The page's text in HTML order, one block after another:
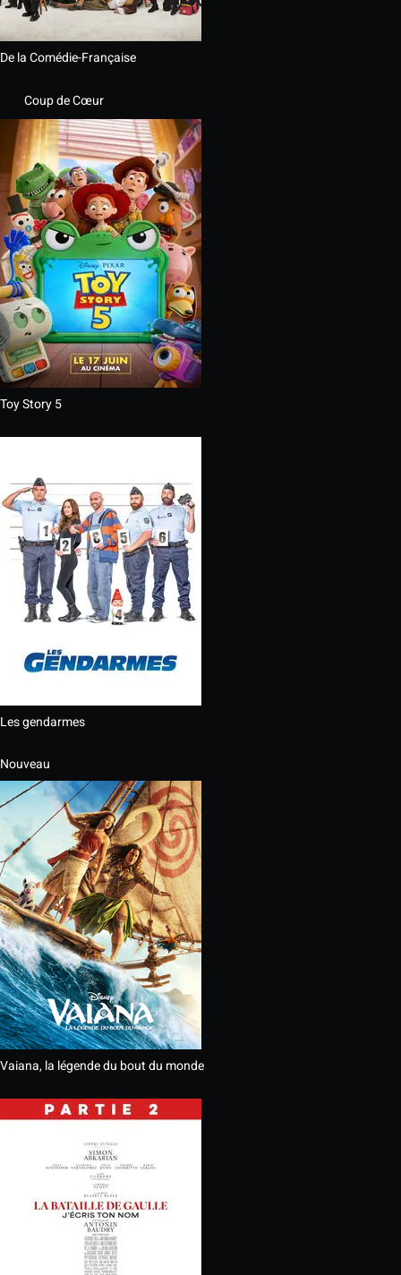
De la Comédie-Française
Coup de Cœur
Toy Story 5
Les gendarmes
Nouveau
Vaiana, la légende du bout du monde